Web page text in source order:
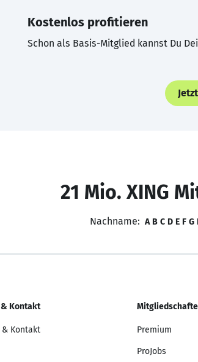
Kostenlos profitieren
Schon als Basis-Mitglied kannst Du
21 Mio. XING
Nachname: A B C D E F G
Kontakt
Kontakt Premium
ProJobs